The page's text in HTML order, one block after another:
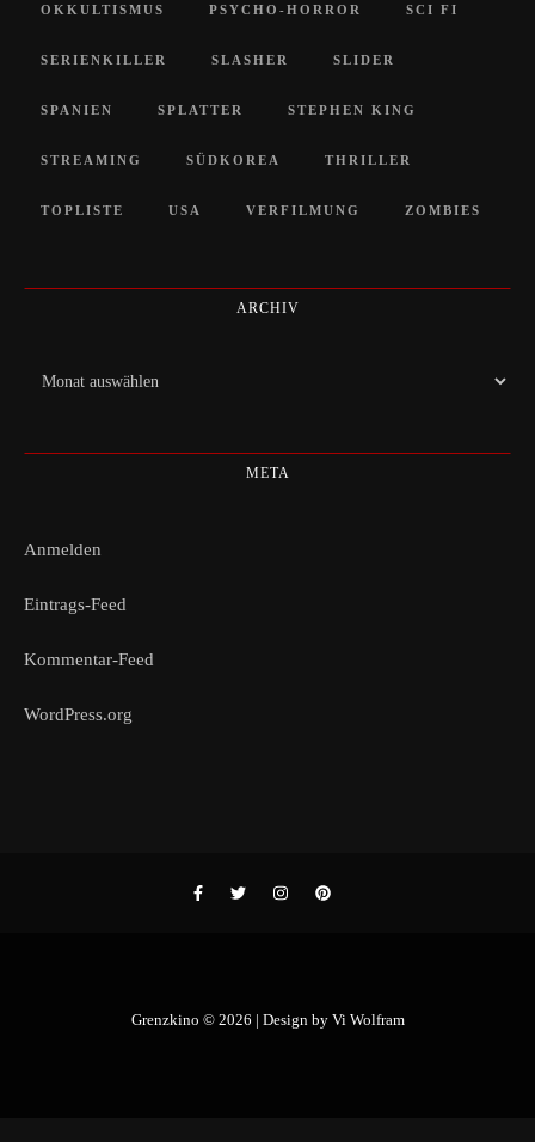
OKKULTISMUS PSYCHO-HORROR SCI FI
SERIENKILLER SLASHER SLIDER
SPANIEN SPLATTER STEPHEN KING
STREAMING SÜDKOREA THRILLER
TOPLISTE USA VERFILMUNG ZOMBIES
ARCHIV
Archiv
META
Anmelden
Eintrags-Feed
Kommentar-Feed
WordPress.org
Grenzkino © 2026 | Design by Vi Wolfram